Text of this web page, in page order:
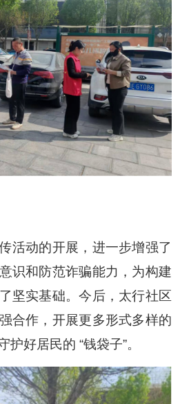
活动的开展，进一步增强了
识和防范诈骗能力，为构建
坚实基础。今后，太行社区
合作，开展更多形式多样的
好居民的 “钱袋子”。